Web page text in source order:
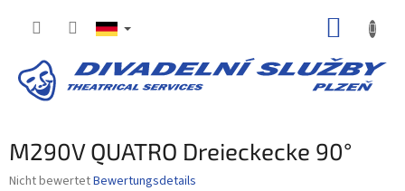
M290V QUATRO Dreieckecke 90°
Die
Nicht bewertetBewertungsdetails